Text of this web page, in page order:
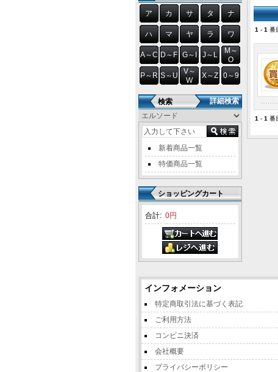
ア カ サ タ ナ
ハ マ ヤ ラ ワ
A～C D～F G～I J～L
M～
O
P～R S～U
V～
W
X～Z 0～9
検索 詳細検索
新着商品一覧
特価商品一覧
ショッピングカート
合計: 0円
1 - 1 番
1 - 1 番
インフォメーション
特定商取引法に基づく表記
ご利用方法
コンビニ決済
会社概要
プライバシーポリシー